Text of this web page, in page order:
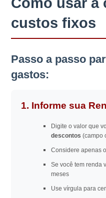
custos fixos
Passo a passo
gastos:
1. Informe sua
Digite o valor que
descontos (campo
Considere apenas
Se você tem renda
meses
Use vírgula para